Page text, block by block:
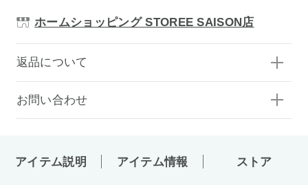
ホームショッピング STOREE SAISON店
返品について
お問い合わせ
アイテム説明 アイテム情報 ストア